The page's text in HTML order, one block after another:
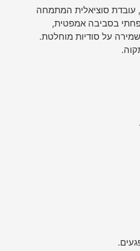
עובדת סוציאלית המתמחה
בסביבה אמפטית,
על סודיות מוחלטת.